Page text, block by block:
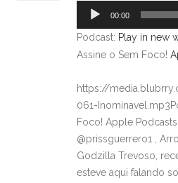
áudio
00:00
Podcast: Play in new
Assine o Sem Foco!
https://
061-
Foco! Apple
@prissguerrero1 ,
Godzilla Trevoso,
esteve aqui falando